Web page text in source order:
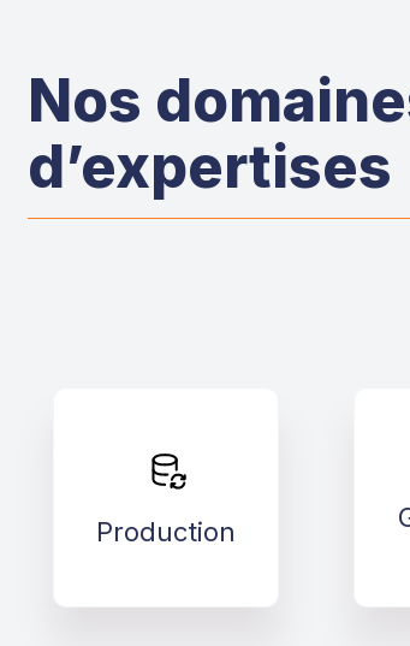
Nos
d’expertises
Production
Production
>